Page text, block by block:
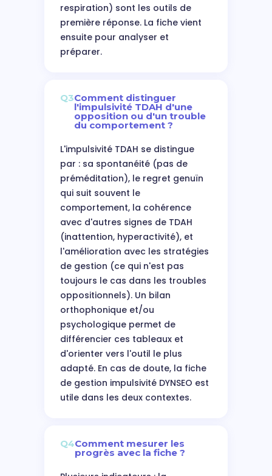
respiration) sont les outils de
première réponse. La fiche vient
ensuite pour analyser et
préparer.
Q3Comment distinguer
l'impulsivité TDAH d'une
opposition ou d'un trouble
du comportement ?
L'impulsivité TDAH se distingue
par : sa spontanéité (pas de
préméditation), le regret genuïn
qui suit souvent le
comportement, la cohérence
avec d'autres signes de TDAH
(inattention, hyperactivité), et
l'amélioration avec les stratégies
de gestion (ce qui n'est pas
toujours le cas dans les troubles
oppositionnels). Un bilan
orthophonique et/ou
psychologique permet de
différencier ces tableaux et
d'orienter vers l'outil le plus
adapté. En cas de doute, la fiche
de gestion impulsivité DYNSEO est
utile dans les deux contextes.
Q4Comment mesurer les
progrès avec la fiche ?